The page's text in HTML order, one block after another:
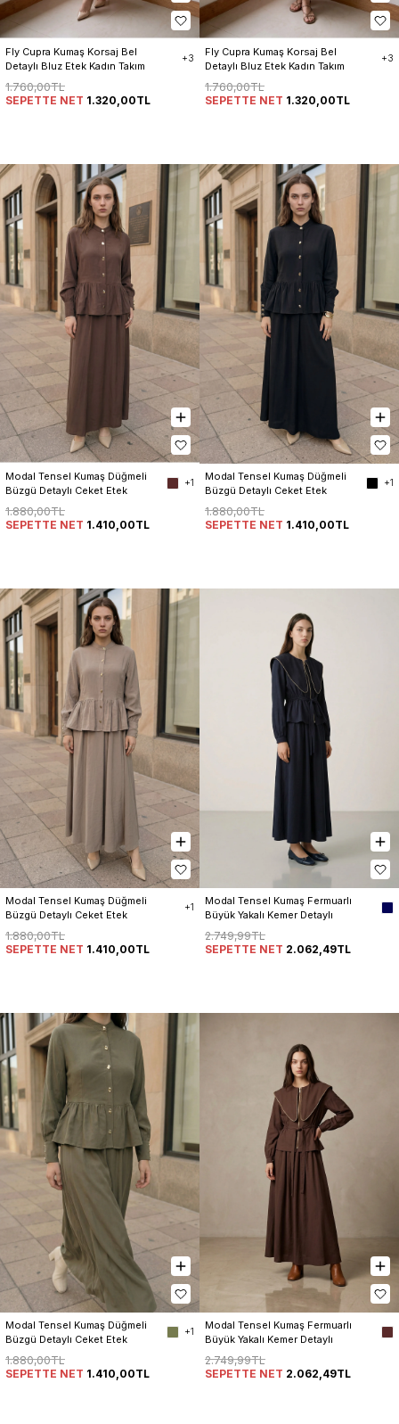
Fly Cupra Kumaş Korsaj Bel
Detaylı Bluz Etek Kadın Takım
+3
1.760,00TL
SEPETTE NET 1.320,00TL
Fly Cupra Kumaş Korsaj Bel
Detaylı Bluz Etek Kadın Takım
+3
1.760,00TL
SEPETTE NET 1.320,00TL
Modal Tensel Kumaş Düğmeli
Büzgü Detaylı Ceket Etek
Kadın Takım
+1
1.880,00TL
SEPETTE NET 1.410,00TL
Modal Tensel Kumaş Düğmeli
Büzgü Detaylı Ceket Etek
Kadın Takım
+1
1.880,00TL
SEPETTE NET 1.410,00TL
Modal Tensel Kumaş Düğmeli
Büzgü Detaylı Ceket Etek
Kadın Takım
+1
1.880,00TL
SEPETTE NET 1.410,00TL
Modal Tensel Kumaş Fermuarlı
Büyük Yakalı Kemer Detaylı
Ceket Etek Kadın Takım
2.749,99TL
SEPETTE NET 2.062,49TL
Modal Tensel Kumaş Düğmeli
Büzgü Detaylı Ceket Etek
Kadın Takım
+1
1.880,00TL
SEPETTE NET 1.410,00TL
Modal Tensel Kumaş Fermuarlı
Büyük Yakalı Kemer Detaylı
Ceket Etek Kadın Takım
2.749,99TL
SEPETTE NET 2.062,49TL